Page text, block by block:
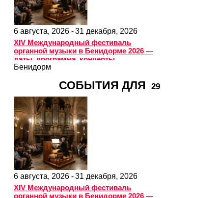
6 августа, 2026 -31 декабря, 2026
XIV Международный фестиваль
органной музыки в Бенидорме 2026 —
даты, программа, концерты
Бенидорм
СОБЫТИЯ ДЛЯ 29
6 августа, 2026 -31 декабря, 2026
XIV Международный фестиваль
органной музыки в Бенидорме 2026 —